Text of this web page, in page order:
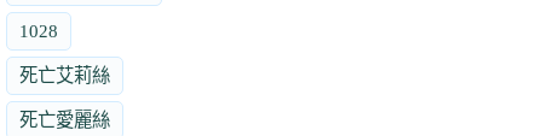
1028
死亡艾莉絲
死亡愛麗絲